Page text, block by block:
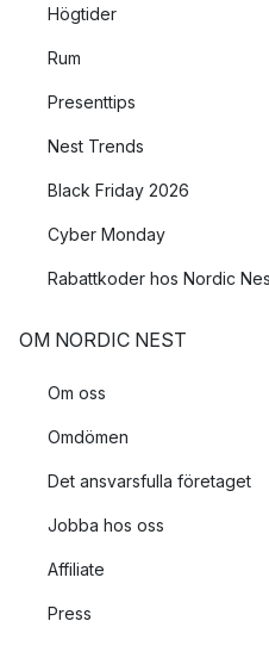
Högtider
Rum
Presenttips
Nest Trends
Black Friday 2026
Cyber Monday
Rabattkoder hos Nordic
OM NORDIC NEST
Om oss
Omdömen
Det ansvarsfulla företaget
Jobba hos oss
Affiliate
Press